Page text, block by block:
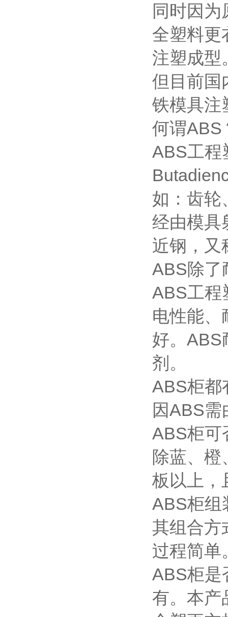
同时因
全塑料更
注塑成型
但目前国
铁模具注
何谓ABS
ABS工程
如：齿轮
经由模具
近钢，又
ABS除了
ABS工程
电性能、
好。ABS
剂。
ABS柜都
因ABS
ABS柜可
除蓝、
板以上，
ABS柜组
其组合方
过程简单
ABS柜是
有。本产